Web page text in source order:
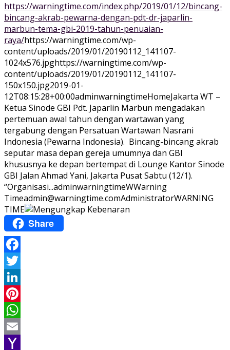
https://warningtime.com/index.php/2019/01/12/bincang-
bincang-akrab-pewarna-dengan-pdt-dr-japarlin-
marbun-tema-gbi-2019-tahun-penuaian-
raya/https://warningtime.com/wp-
content/uploads/2019/01/20190112_141107-
1024x576.jpghttps://warningtime.com/wp-
content/uploads/2019/01/20190112_141107-
150x150.jpg2019-01-
12T08:15:28+00:00adminwarningtimeHomeJakarta WT –
Ketua Sinode GBI Pdt. Japarlin Marbun mengadakan
pertemuan awal tahun dengan wartawan yang
tergabung dengan Persatuan Wartawan Nasrani
Indonesia (Pewarna Indonesia). Bincang-bincang akrab
seputar masa depan gereja umumnya dan GBI
khususnya ke depan bertempat di Lounge Kantor Sinode
GBI Jalan Ahmad Yani, Jakarta Pusat Sabtu (12/1).
“Organisasi...adminwarningtimeWWarning
Timeadmin@warningtime.comAdministratorWARNING
TIME
Share
Facebook
Twitter
LinkedIn
Pinterest
WhatsApp
Email